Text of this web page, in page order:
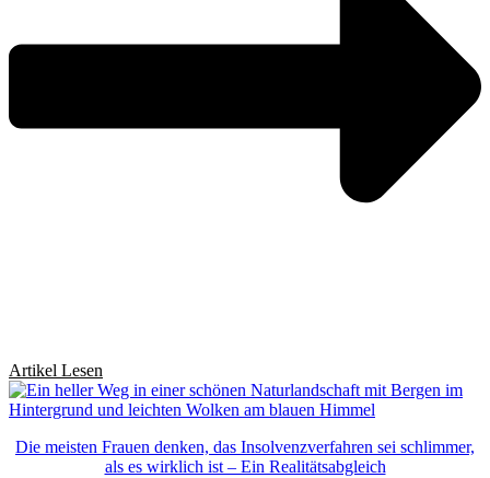
Artikel Lesen
Die meisten Frauen denken, das Insolvenzverfahren sei schlimmer,
als es wirklich ist – Ein Realitätsabgleich